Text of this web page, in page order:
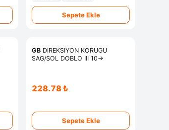
Sepete Ekle
GB DIREKSIYON KORUGU
SAG/SOL DOBLO III 10->
228.78 ₺
Sepete Ekle